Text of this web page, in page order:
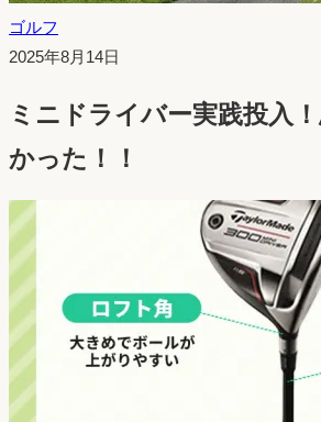
ゴルフ
投
日：
2025年8月14日
ミニドライバー実践投入
かった！！